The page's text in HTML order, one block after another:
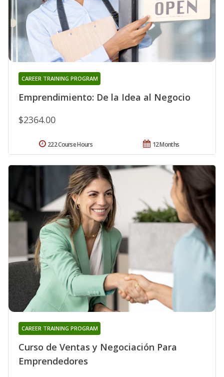
Emprendimiento: De la Idea al Negocio
CAREER TRAINING PROGRAM
$2364.00
12 Months
222 Course Hours
Curso de Ventas y Negociación Para
Emprendedores
CAREER TRAINING PROGRAM